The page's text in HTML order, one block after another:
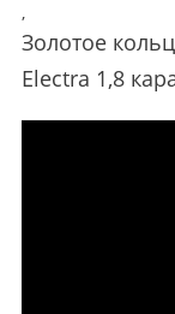
,
Золотое
Electra 1,8